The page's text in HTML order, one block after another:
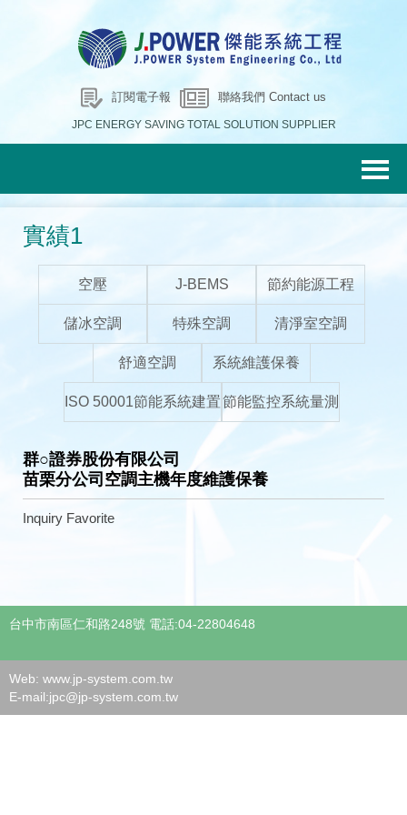
訂閱電子報 聯絡我們 Contact us
JPC ENERGY SAVING TOTAL SOLUTION SUPPLIER
實績1
空壓 J-BEMS 節約能源工程
儲冰空調 特殊空調 清淨室空調
舒適空調 系統維護保養
ISO 50001節能系統建置節能監控系統量測
群○證券股份有限公司
苗栗分公司空調主機年度維護保養
Inquiry Favorite
台中市南區仁和路248號 電話:04-22804648
Web: www.jp-system.com.tw
E-mail:jpc@jp-system.com.tw